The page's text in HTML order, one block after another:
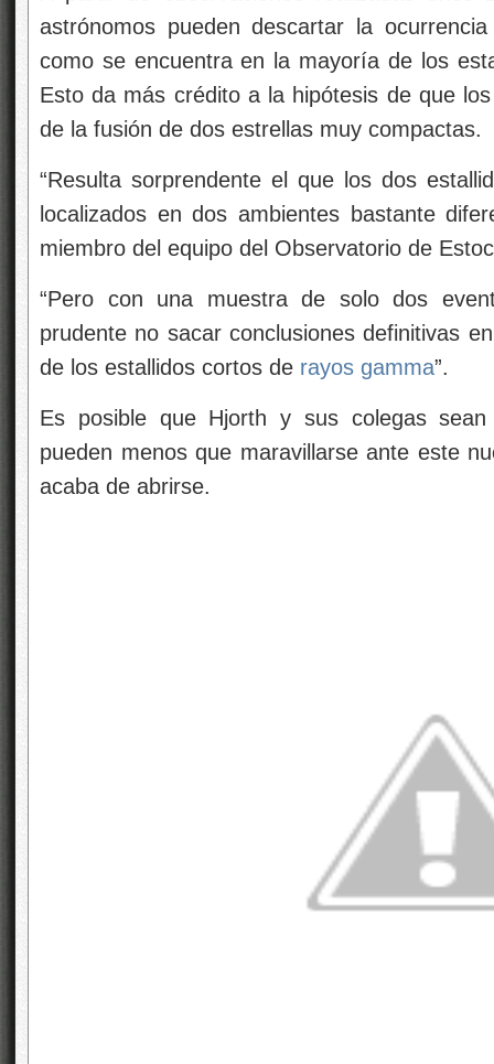
astrónomos pueden descartar la
como se encuentra en la mayoría de los
Esto da más crédito a la hipótesis de que
de la fusión de dos estrellas muy compactas.
“Resulta sorprendente el que los dos
localizados en dos ambientes bastante
miembro del equipo del Observatorio de
“Pero con una muestra de solo dos
prudente no sacar conclusiones definitivas
de los estallidos cortos de rayos gamma”.
Es posible que Hjorth y sus colegas
pueden menos que maravillarse ante este
acaba de abrirse.